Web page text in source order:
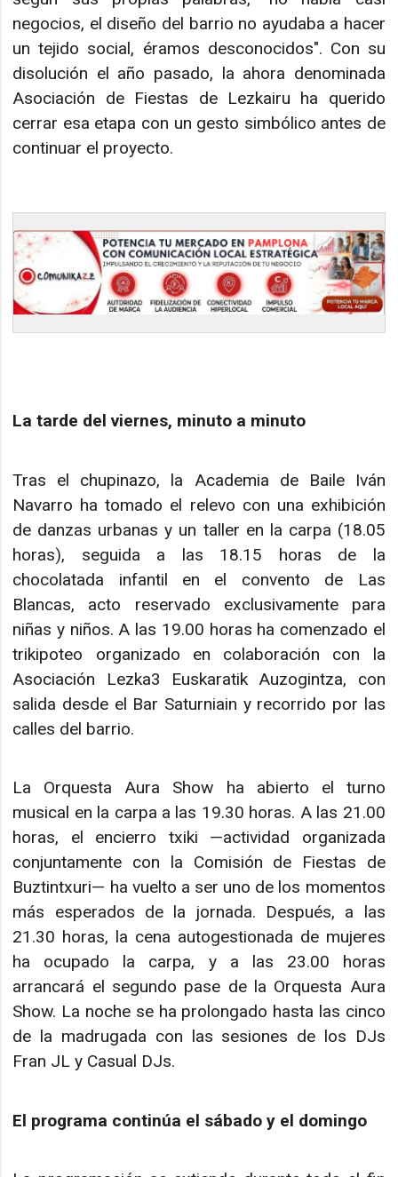
negocios, el diseño del barrio no ayudaba a hacer
un tejido social, éramos desconocidos". Con su
disolución el año pasado, la ahora denominada
Asociación de Fiestas de Lezkairu ha querido
cerrar esa etapa con un gesto simbólico antes de
continuar el proyecto.
La tarde del viernes, minuto a minuto
Tras el chupinazo, la Academia de Baile Iván
Navarro ha tomado el relevo con una exhibición
de danzas urbanas y un taller en la carpa (18.05
horas), seguida a las 18.15 horas de la
chocolatada infantil en el convento de Las
Blancas, acto reservado exclusivamente para
niñas y niños. A las 19.00 horas ha comenzado el
trikipoteo organizado en colaboración con la
Asociación Lezka3 Euskaratik Auzogintza, con
salida desde el Bar Saturniain y recorrido por las
calles del barrio.
La Orquesta Aura Show ha abierto el turno
musical en la carpa a las 19.30 horas. A las 21.00
horas, el encierro txiki —actividad organizada
conjuntamente con la Comisión de Fiestas de
Buztintxuri— ha vuelto a ser uno de los momentos
más esperados de la jornada. Después, a las
21.30 horas, la cena autogestionada de mujeres
ha ocupado la carpa, y a las 23.00 horas
arrancará el segundo pase de la Orquesta Aura
Show. La noche se ha prolongado hasta las cinco
de la madrugada con las sesiones de los DJs
Fran JL y Casual DJs.
El programa continúa el sábado y el domingo